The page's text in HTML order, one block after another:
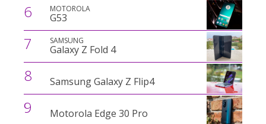
6 MOTOROLA
G53
7 SAMSUNG
Galaxy Z Fold 4
8 Samsung Galaxy Z Flip4
9 Motorola Edge 30 Pro